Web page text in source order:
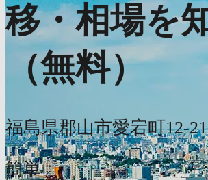
移・相場を
（無料）
福島県郡山市愛宕町12-21
簡単